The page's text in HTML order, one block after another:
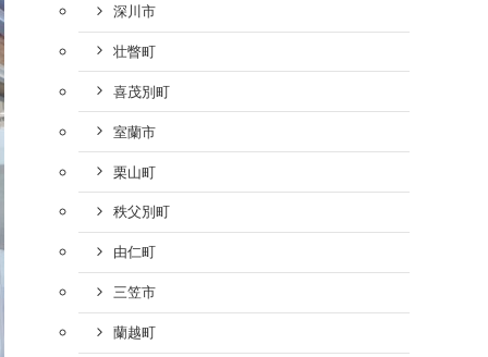
深川市
壮瞥町
喜茂別町
室蘭市
栗山町
秩父別町
由仁町
三笠市
蘭越町